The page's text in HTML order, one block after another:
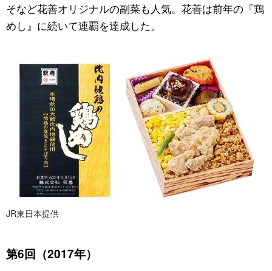
そなど花善オリジナルの副菜も人気。花善は前年の『鶏
めし』に続いて連覇を達成した。
JR東日本提供
第6回（2017年）